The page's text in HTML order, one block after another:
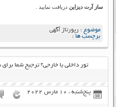
ساز آرت دیزاین دریافت نمایید .
موضوع : رپورتاژ آگهی
برچسب ها :
تور داخلی یا خارجی؟ ترجیح شما
پنج‌شنبه ، 10 مارس 2022